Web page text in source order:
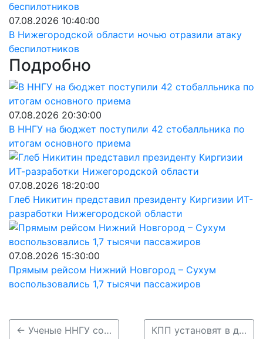
07.08.2026 10:40:00
В Нижегородской области ночью отразили атаку
беспилотников
Подробно
07.08.2026 20:30:00
В ННГУ на бюджет поступили 42 стобалльника по
итогам основного приема
07.08.2026 18:20:00
Глеб Никитин представил президенту Киргизии ИТ-
разработки Нижегородской области
07.08.2026 15:30:00
Прямым рейсом Нижний Новгород – Сухум
воспользовались 1,7 тысячи пассажиров
← Ученые ННГУ создали нейросеть, определяющую регион по иммунитету КПП установят в двух школах в Нижнем Новгороде в 2025 году →